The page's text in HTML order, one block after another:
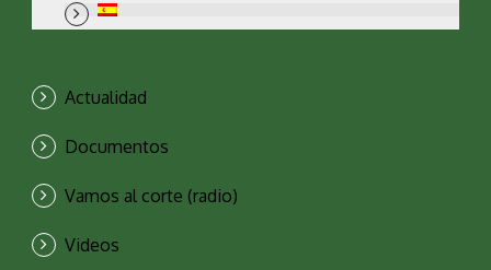
Actualidad
Documentos
Vamos al corte (radio)
Videos